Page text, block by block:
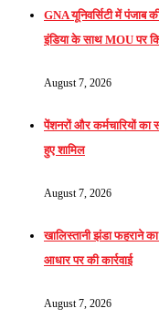
GNA यूनिवर्सिटी में पंजाब
इंडिया के साथ MOU पर
August 7, 2026
पेंशनरों और कर्मचारियों
हुए शामिल
August 7, 2026
खालिस्तानी झंडा फहराने
आधार पर की कार्रवाई
August 7, 2026